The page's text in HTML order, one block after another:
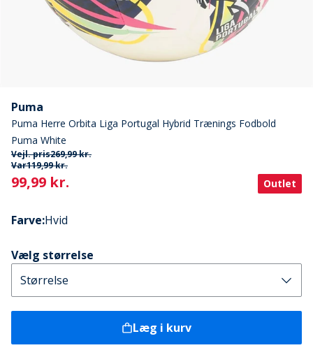
Puma
Puma Herre Orbita Liga Portugal Hybrid Trænings Fodbold
Puma White
Vejl. pris269,99 kr.
Var119,99 kr.
Current
99,99 kr. Outlet
Farve:Hvid
Vælg størrelse
Læg i kurv